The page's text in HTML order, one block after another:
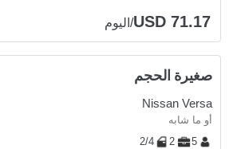
USD 71.17/اليوم
صغيرة الحجم
Nissan Versa
أو ما شابه
5
2
2/4